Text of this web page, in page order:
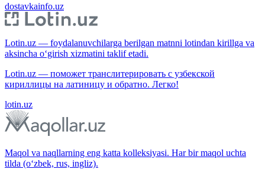
dostavkainfo.uz
Lotin.uz — foydalanuvchilarga berilgan matnni lotindan kirillga va
aksincha o‘girish xizmatini taklif etadi.
Lotin.uz — поможет транслитерировать с узбекской
кириллицы на латиницу и обратно. Легко!
lotin.uz
Maqol va naqllarning eng katta kolleksiyasi. Har bir maqol uchta
tilda (o‘zbek, rus, ingliz).